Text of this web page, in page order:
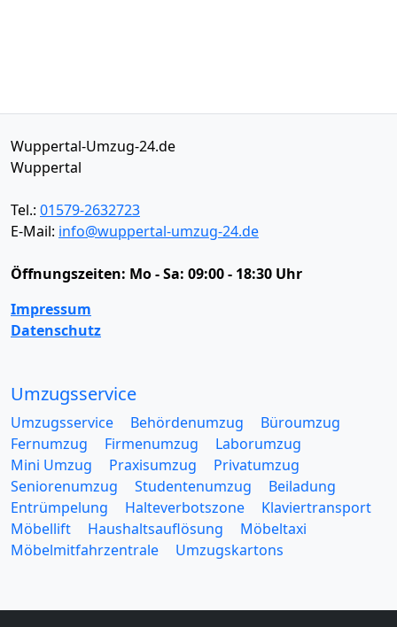
Wuppertal-Umzug-24.de
Wuppertal
Tel.: 01579-2632723
E-Mail: info@wuppertal-umzug-24.de
Öffnungszeiten: Mo - Sa: 09:00 - 18:30 Uhr
Impressum
Datenschutz
Umzugsservice
Umzugsservice Behördenumzug
Büroumzug
Fernumzug
Firmenumzug
Laborumzug
Mini Umzug
Praxisumzug
Privatumzug
Seniorenumzug
Studentenumzug
Beiladung
Entrümpelung
Halteverbotszone
Klaviertransport
Möbellift
Haushaltsauflösung
Möbeltaxi
Möbelmitfahrzentrale
Umzugskartons